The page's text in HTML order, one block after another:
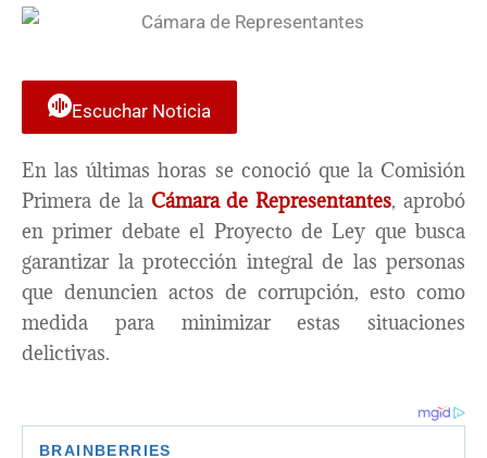
Escuchar Noticia
En las últimas horas se conoció que la Comisión
Primera de la Cámara de Representantes, aprobó
en primer debate el Proyecto de Ley que busca
garantizar la protección integral de las personas
que denuncien actos de corrupción, esto como
medida para minimizar estas situaciones
delictivas.